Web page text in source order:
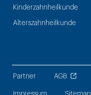
Kinderzahnheilkunde
Alterszahnheilkunde
Partner AGB
Impressum Sitemap